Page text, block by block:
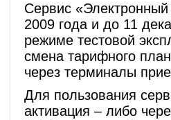
Сервис
2009 года и до 11
режиме тестовой
смена тарифного
через терминалы
Для пользования
активация – либо